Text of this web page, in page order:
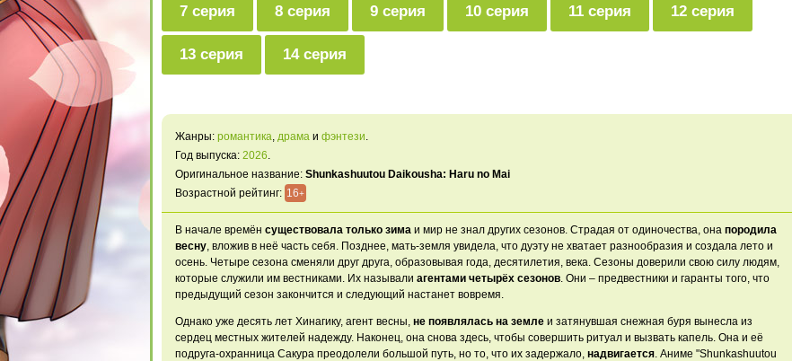
7 серия 8 серия 9 серия 10 серия 11 серия 12 серия
13 серия 14 серия
Жанры: романтика, драма и фэнтези.
Год выпуска: 2026.
Оригинальное название: Shunkashuutou Daikousha: Haru no Mai
Возрастной рейтинг: 16+
В начале времён существовала только зима и мир не знал других сезонов. Страдая от одиночества, она породила
весну, вложив в неё часть себя. Позднее, мать-земля увидела, что дуэту не хватает разнообразия и создала лето и
осень. Четыре сезона сменяли друг друга, образовывая года, десятилетия, века. Сезоны доверили свою силу людям,
которые служили им вестниками. Их называли агентами четырёх сезонов. Они – предвестники и гаранты того, что
предыдущий сезон закончится и следующий настанет вовремя.
Однако уже десять лет Хинагику, агент весны, не появлялась на земле и затянувшая снежная буря вынесла из
сердец местных жителей надежду. Наконец, она снова здесь, чтобы совершить ритуал и вызвать капель. Она и её
подруга-охранница Сакура преодолели большой путь, но то, что их задержало, надвигается. Аниме "Shunkashuutou